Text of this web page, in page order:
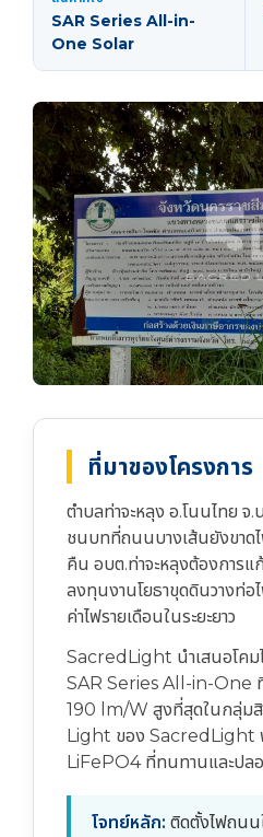
SAR Series All-in-
One Solar
ที่มาของโครงการ
ตำบลท่าจะหลุง อ.โนนไทย
ชนบทที่ถนนบางเส้นยังขาดไ
คืน อบต.ท่าจะหลุงต้องการ
ลงทุนงานโยธาขุดดินวางท่อ
ค่าไฟรายเดือนในระยะยาว
SacredLight นำเสนอโคม
SAR Series All-in-One
190 lm/W สูงที่สุดในกลุ่ม
Light ของ SacredLight
LiFePO4 ที่ทนทานและปล
โจทย์หลัก: ติดตั้งไฟถน